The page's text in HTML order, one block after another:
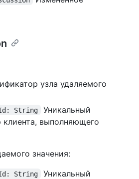
узла удаляемого
String
Уникальный
клиента, выполняющего
значения:
String
Уникальный